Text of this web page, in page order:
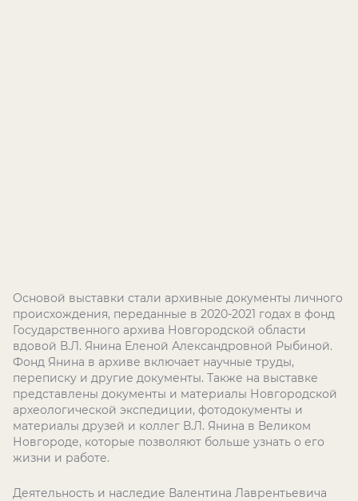
Основой выставки стали архивные документы личного
происхождения, переданные в 2020-2021 годах в фонд
Государственного архива Новгородской области
вдовой В.Л. Янина Еленой Александровной Рыбиной.
Фонд Янина в архиве включает научные труды,
переписку и другие документы. Также на выставке
представлены документы и материалы Новгородской
археологической экспедиции, фотодокументы и
материалы друзей и коллег В.Л. Янина в Великом
Новгороде, которые позволяют больше узнать о его
жизни и работе.
Деятельность и наследие Валентина Лаврентьевича